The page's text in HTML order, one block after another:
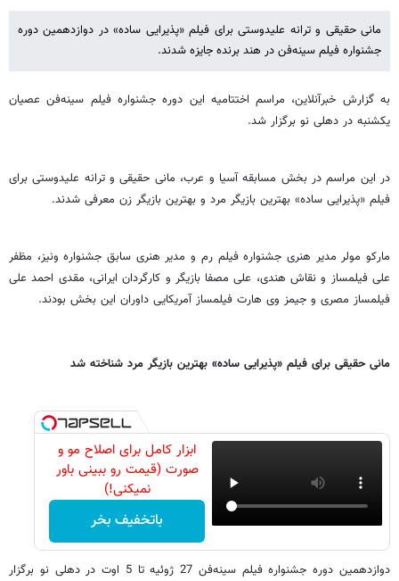
مانی حقیقی و ترانه علیدوستی برای فیلم «پذیرایی ساده» در دوازدهمین دوره
جشنواره فیلم سینه‌فن در هند برنده جایزه شدند.
به گزارش خبرآنلاین، مراسم اختتامیه این دوره جشنواره فیلم سینه‌فن عصیان
یکشنبه در دهلی نو برگزار شد.
در این مراسم در بخش مسابقه آسیا و عرب، مانی حقیقی و ترانه علیدوستی برای
فیلم «پذیرایی ساده» بهترین بازیگر مرد و بهترین بازیگر زن معرفی شدند.
مارکو مولر مدیر هنری جشنواره فیلم رم و مدیر هنری سابق جشنواره ونیز، مظفر
علی فیلمساز و نقاش هندی، علی مصفا بازیگر و کارگردان ایرانی، مقدی احمد علی
فیلمساز مصری و جیمز وی هارت فیلمساز آمریکایی داوران این بخش بودند.
مانی حقیقی برای فیلم «پذیرایی ساده» بهترین بازیگر مرد شناخته شد
ابزار کامل برای اصلاح مو و
صورت (قیمت رو ببینی باور
نمیکنی!)
باتخفیف بخر
دوازدهمین دوره جشنواره فیلم سینه‌فن 27 ژوئیه تا 5 اوت در دهلی نو برگزار